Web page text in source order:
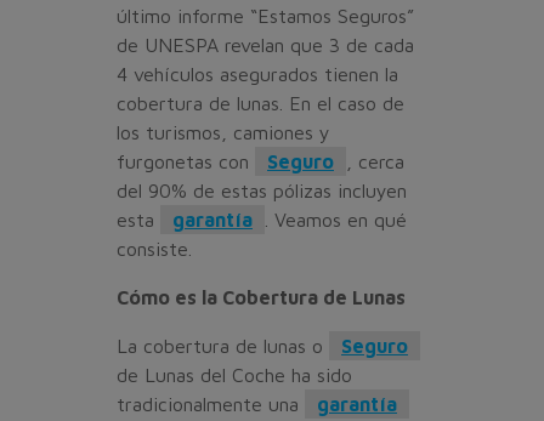
último informe “Estamos Seguros”
de UNESPA revelan que 3 de cada
4 vehículos asegurados tienen la
cobertura de lunas. En el caso de
los turismos, camiones y
furgonetas con
Seguro
, cerca
del 90% de estas pólizas incluyen
esta
garantía
. Veamos en qué
consiste.
Cómo es la Cobertura de Lunas
La cobertura de lunas o
Seguro
de Lunas del Coche ha sido
tradicionalmente una
garantía